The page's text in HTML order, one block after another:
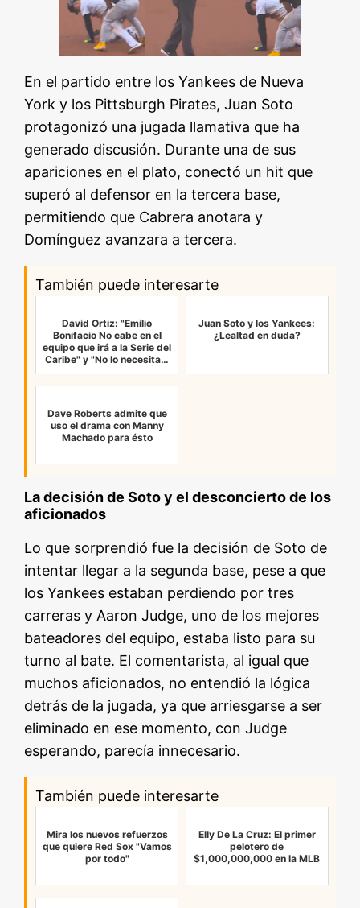
En el partido entre los Yankees de Nueva
York y los Pittsburgh Pirates, Juan Soto
protagonizó una jugada llamativa que ha
generado discusión. Durante una de sus
apariciones en el plato, conectó un hit que
superó al defensor en la tercera base,
permitiendo que Cabrera anotara y
Domínguez avanzara a tercera.
También puede interesarte
David Ortiz: "Emilio
Bonifacio No cabe en el
equipo que irá a la Serie del
Caribe" y "No lo necesita…
Juan Soto y los Yankees:
¿Lealtad en duda?
Dave Roberts admite que
uso el drama con Manny
Machado para ésto
La decisión de Soto y el desconcierto de los
aficionados
Lo que sorprendió fue la decisión de Soto de
intentar llegar a la segunda base, pese a que
los Yankees estaban perdiendo por tres
carreras y Aaron Judge, uno de los mejores
bateadores del equipo, estaba listo para su
turno al bate. El comentarista, al igual que
muchos aficionados, no entendió la lógica
detrás de la jugada, ya que arriesgarse a ser
eliminado en ese momento, con Judge
esperando, parecía innecesario.
También puede interesarte
Mira los nuevos refuerzos
que quiere Red Sox "Vamos
por todo"
Elly De La Cruz: El primer
pelotero de
$1,000,000,000 en la MLB